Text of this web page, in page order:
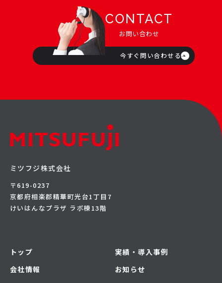
CONTACT
お問い合わせ
今すぐ問い合わせる
ミツフジ株式会社
〒619-0237
京都府相楽郡精華町光台1丁目7
けいはんなプラザ ラボ棟13階
トップ
会社情報
実績・導入事例
お知らせ